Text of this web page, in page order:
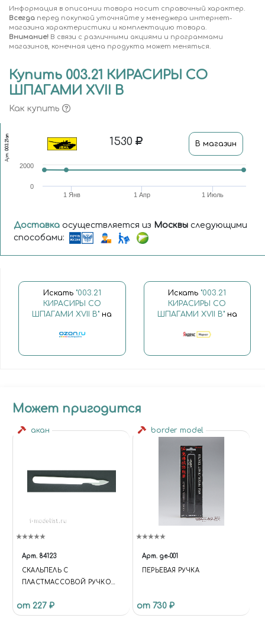
Информация в описании товара носит справочный характер.
Всегда перед покупкой уточняйте у менеджера интернет-
магазина характеристики и комплектацию товара.
Внимание! В связи с различными акциями и программами
магазинов, конечная цена продукта может меняться.
Купить 003.21 КИРАСИРЫ СО
ШПАГАМИ XVII В
Как купить
Арт.
003.21ап 1530 В магазин
1 Янв 1 Июль
1 Апр
0
2000
Доставка осуществляется из Москвы следующими
способами:
Искать "003.21
КИРАСИРЫ СО
ШПАГАМИ XVII В" на
Искать "003.21
КИРАСИРЫ СО
ШПАГАМИ XVII В"на
Может пригодится
акан
Арт. 84123
СКАЛЬПЕЛЬ С
ПЛАСТМАССОВОЙ РУЧКОЙ
(ОДНОРАЗОВЫЙ)
от 227 ₽
border model
Арт. ge-001
ПЕРЬЕВАЯ РУЧКА
от 730 ₽